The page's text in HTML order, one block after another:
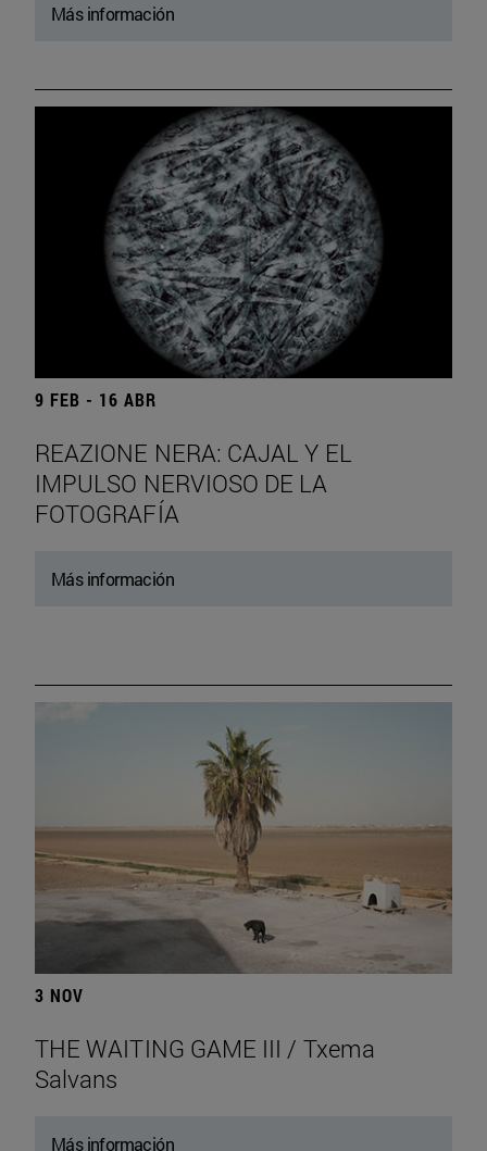
Más información
9 FEB - 16 ABR
REAZIONE NERA: CAJAL Y EL
IMPULSO NERVIOSO DE LA
FOTOGRAFÍA
Más información
3 NOV
THE WAITING GAME III / Txema
Salvans
Más información